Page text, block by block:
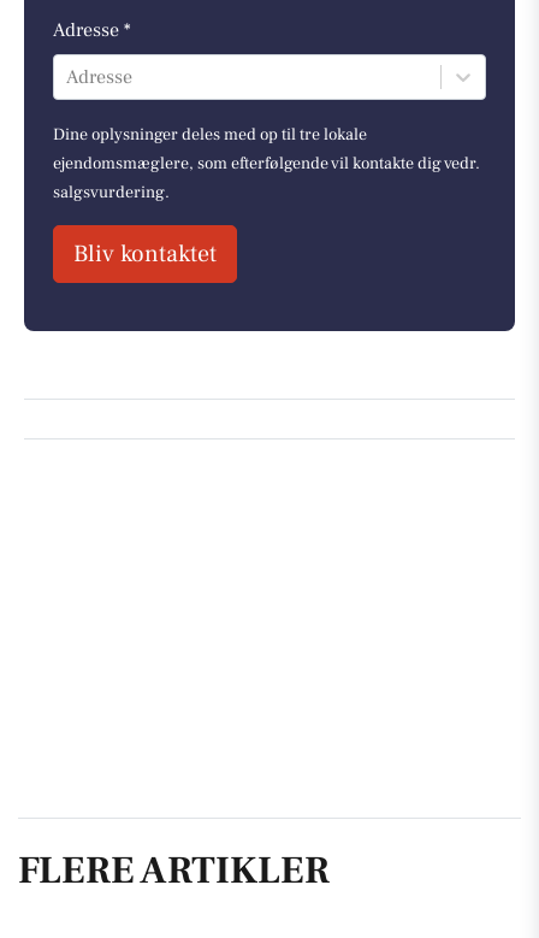
Adresse *
Adresse
Dine oplysninger deles med op til tre lokale
ejendomsmæglere, som efterfølgende vil kontakte dig vedr.
salgsvurdering.
Bliv kontaktet
FLERE ARTIKLER